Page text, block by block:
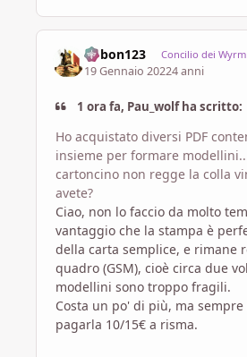
bobon123 Concilio dei Wyrm
19 Gennaio 20224 anni
1 ora fa, Pau_wolf ha scritto:
Ho acquistato diversi PDF
insieme per formare
cartoncino non regge la colla
avete?
Ciao, non lo faccio da molto
vantaggio che la stampa è
della carta semplice, e rimane
quadro (GSM), cioè circa due
modellini sono troppo fragili.
Costa un po' di più, ma
pagarla 10/15€ a risma.